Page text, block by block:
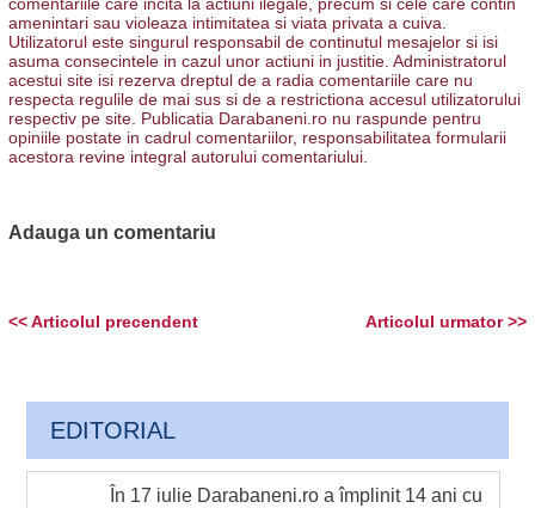
comentariile care incita la actiuni ilegale, precum si cele care contin
amenintari sau violeaza intimitatea si viata privata a cuiva.
Utilizatorul este singurul responsabil de continutul mesajelor si isi
asuma consecintele in cazul unor actiuni in justitie. Administratorul
acestui site isi rezerva dreptul de a radia comentariile care nu
respecta regulile de mai sus si de a restrictiona accesul utilizatorului
respectiv pe site. Publicatia Darabaneni.ro nu raspunde pentru
opiniile postate in cadrul comentariilor, responsabilitatea formularii
acestora revine integral autorului comentariului.
Adauga un comentariu
Articolul urmator >>
<< Articolul precendent
EDITORIAL
În 17 iulie Darabaneni.ro a împlinit 14 ani cu